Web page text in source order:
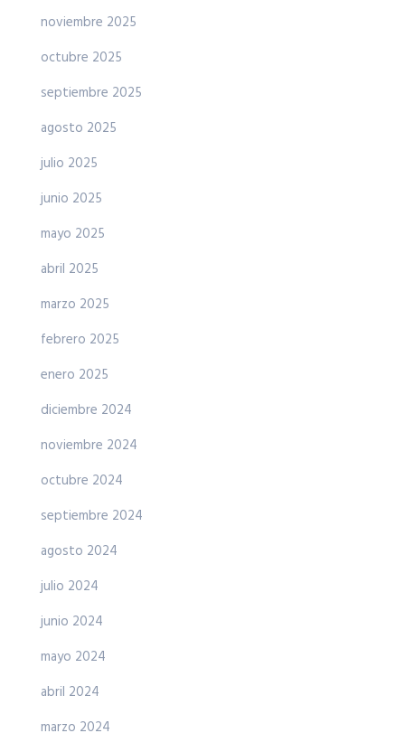
noviembre 2025
octubre 2025
septiembre 2025
agosto 2025
julio 2025
junio 2025
mayo 2025
abril 2025
marzo 2025
febrero 2025
enero 2025
diciembre 2024
noviembre 2024
octubre 2024
septiembre 2024
agosto 2024
julio 2024
junio 2024
mayo 2024
abril 2024
marzo 2024